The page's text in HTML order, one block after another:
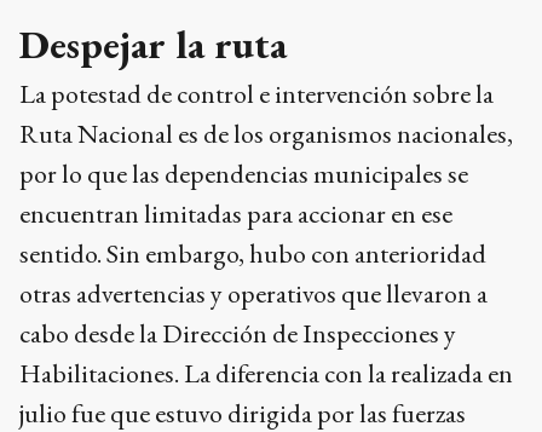
Despejar la ruta
La potestad de control e intervención sobre la
Ruta Nacional es de los organismos nacionales,
por lo que las dependencias municipales se
encuentran limitadas para accionar en ese
sentido. Sin embargo, hubo con anterioridad
otras advertencias y operativos que llevaron a
cabo desde la Dirección de Inspecciones y
Habilitaciones. La diferencia con la realizada en
julio fue que estuvo dirigida por las fuerzas